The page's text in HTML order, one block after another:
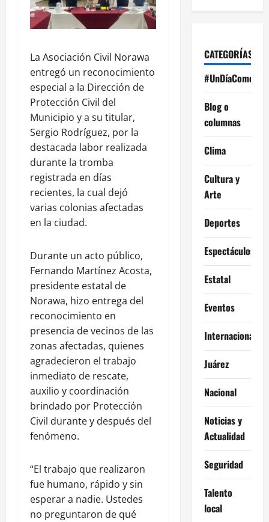
La Asociación Civil Norawa
entregó un reconocimiento
especial a la Dirección de
Protección Civil del
Municipio y a su titular,
Sergio Rodríguez, por la
destacada labor realizada
durante la tromba
registrada en días
recientes, la cual dejó
varias colonias afectadas
en la ciudad.
Durante un acto público,
Fernando Martínez Acosta,
presidente estatal de
Norawa, hizo entrega del
reconocimiento en
presencia de vecinos de las
zonas afectadas, quienes
agradecieron el trabajo
inmediato de rescate,
auxilio y coordinación
brindado por Protección
Civil durante y después del
fenómeno.
“El trabajo que realizaron
fue humano, rápido y sin
esperar a nadie. Ustedes
no preguntaron de qué
CATEGORÍAS
#UnDíaComoHoy
Blog o
columnas
Clima
Cultura y
Arte
Deportes
Espectáculos
Estatal
Eventos
Internacional
Juárez
Nacional
Noticias y
Actualidad
Seguridad
Talento
local